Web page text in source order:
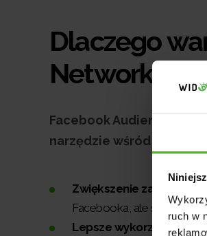
ruch w
Dlaczego
Network?
Facebook Audience
narzędzie wśród
Zwiększenie zasięgu
Facebooka, ale są obecni
Lepsze wykorzystanie